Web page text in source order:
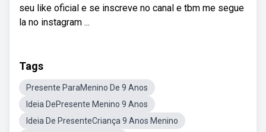
seu like oficial e se inscreve no canal e tbm me segue
la no instagram ...
Tags
Presente ParaMenino De 9 Anos
Ideia DePresente Menino 9 Anos
Ideia De PresenteCriança 9 Anos Menino